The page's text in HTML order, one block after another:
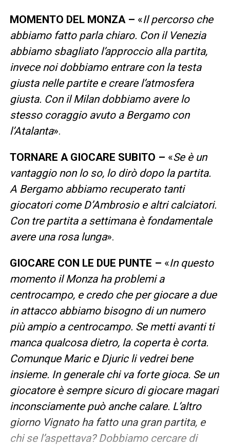
MOMENTO DEL MONZA – «Il percorso che
abbiamo fatto parla chiaro. Con il Venezia
abbiamo sbagliato l’approccio alla partita,
invece noi dobbiamo entrare con la testa
giusta nelle partite e creare l’atmosfera
giusta. Con il Milan dobbiamo avere lo
stesso coraggio avuto a Bergamo con
l’Atalanta».
TORNARE A GIOCARE SUBITO – «Se è un
vantaggio non lo so, lo dirò dopo la partita.
A Bergamo abbiamo recuperato tanti
giocatori come D’Ambrosio e altri calciatori.
Con tre partita a settimana è fondamentale
avere una rosa lunga».
GIOCARE CON LE DUE PUNTE – «In questo
momento il Monza ha problemi a
centrocampo, e credo che per giocare a due
in attacco abbiamo bisogno di un numero
più ampio a centrocampo. Se metti avanti ti
manca qualcosa dietro, la coperta è corta.
Comunque Maric e Djuric li vedrei bene
insieme. In generale chi va forte gioca. Se un
giocatore è sempre sicuro di giocare magari
inconsciamente può anche calare. L’altro
giorno Vignato ha fatto una gran partita, e
chi se l’aspettava? Dobbiamo cercare di